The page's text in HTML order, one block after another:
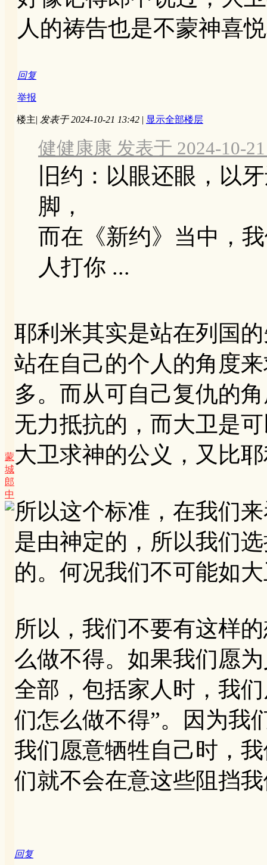
人的祷告也是不蒙神喜
回复
举报
蒙
城
郎
中
楼主| 发表于 2024-10-21 13:42 | 显示全部楼层
健健康康 发表于 2024-10-
旧约：以眼还眼，以
脚，
而在《新约》当中，
人打你 ...
耶利米其实是站在列国
站在自己的个人的角度
多。而从可自己复仇的
无力抵抗的，而大卫是
大卫求神的公义，又比
所以这个标准，在我们
是由神定的，所以我们
的。何况我们不可能如
所以，我们不要有这样
么做不得。如果我们愿
全部，包括家人时，我
们怎么做不得”。因为我
我们愿意牺牲自己时，
们就不会在意这些阻挡
回复